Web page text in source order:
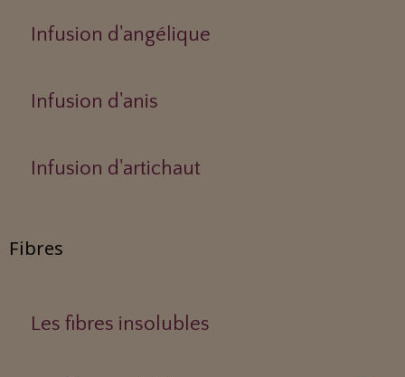
Infusion d'angélique
Infusion d'anis
Infusion d'artichaut
Fibres
Les fibres insolubles